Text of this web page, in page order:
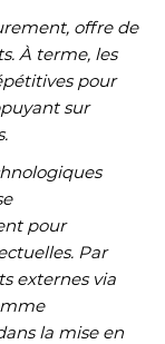
offre de
À terme, les
pour
sur
pour
Par
externes via
la mise en